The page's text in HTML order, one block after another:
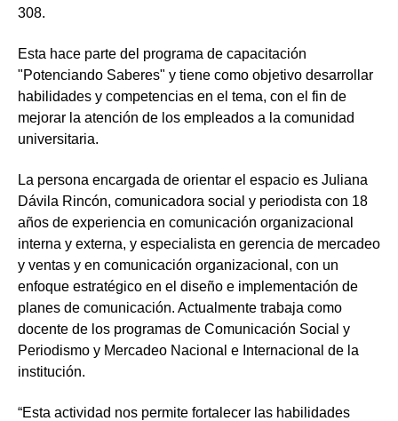
308.
Esta hace parte del programa de capacitación
"Potenciando Saberes" y tiene como objetivo desarrollar
habilidades y competencias en el tema, con el fin de
mejorar la atención de los empleados a la comunidad
universitaria.
La persona encargada de orientar el espacio es Juliana
Dávila Rincón, comunicadora social y periodista con 18
años de experiencia en comunicación organizacional
interna y externa, y especialista en gerencia de mercadeo
y ventas y en comunicación organizacional, con un
enfoque estratégico en el diseño e implementación de
planes de comunicación. Actualmente trabaja como
docente de los programas de Comunicación Social y
Periodismo y Mercadeo Nacional e Internacional de la
institución.
“Esta actividad nos permite fortalecer las habilidades